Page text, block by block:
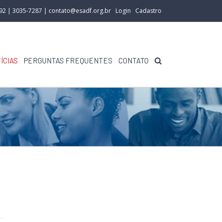
| 3035-7287 | contato@esadf.org.br Login Cadastro
PERGUNTAS FREQUENTES CONTATO